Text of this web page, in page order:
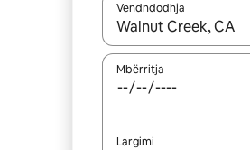
Vendndodhja
Kur rezultatet të jenë
Mbërritja
Largimi